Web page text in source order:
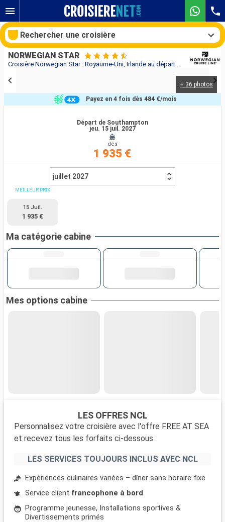
Croisière Norwegian Star : Royaume-Uni, Irlande au départ de Southampton
NORWEGIAN STAR
+ 36 photos
Départ de Southampton
jeu. 15 juil. 2027
dès
1 935 €
Payez en 4 fois dès 484 €/mois
juillet 2027
MEILLEUR PRIX
15 Juil.
1 935 €
Ma catégorie cabine
Mes options cabine
LES OFFRES NCL
Personnalisez votre croisière avec l'offre FREE AT SEA
et recevez tous les forfaits ci-dessous :
LES SERVICES TOUJOURS INCLUS AVEC NCL
Expériences culinaires variées – dîner sans horaire fixe
Service client francophone à bord
Programme jeunesse, Installations sportives &
Divertissements primés
Rechercher une croisière
Rechercher